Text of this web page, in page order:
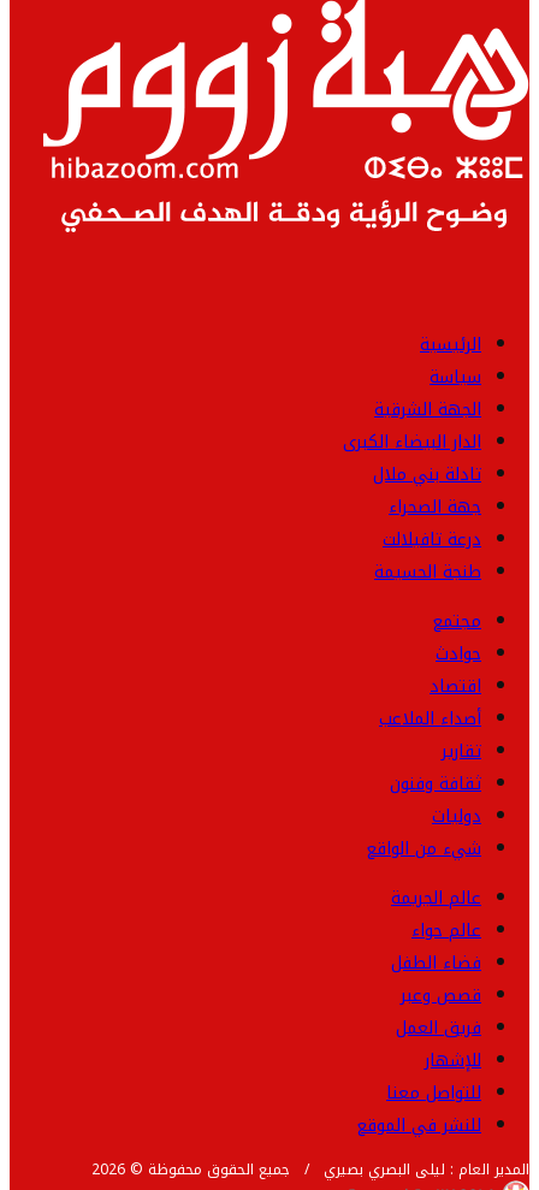
الرئيسية
سياسة
الجهة الشرقية
الدار البيضاء الكبرى
تادلة بني ملال
جهة الصحراء
درعة تافيلالت
طنجة الحسيمة
مجتمع
حوادث
اقتصاد
أصداء الملاعب
تقارير
ثقافة وفنون
دوليات
شيء من الواقع
عالم الجريمة
عالم حواء
فضاء الطفل
قصص وعبر
فريق العمل
للإشهار
للتواصل معنا
للنشر في الموقع
المدير العام : ليلى البصري بصيري / جميع الحقوق محفوظة © 2026